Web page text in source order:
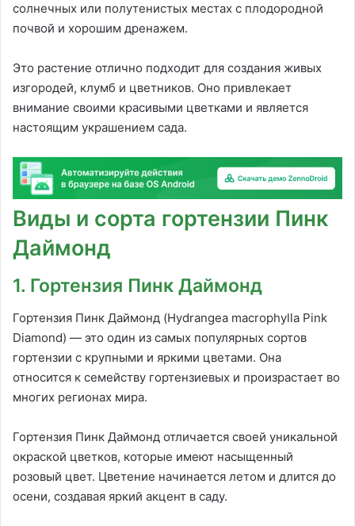
солнечных или полутенистых местах с плодородной
почвой и хорошим дренажем.
Это растение отлично подходит для создания живых
изгородей, клумб и цветников. Оно привлекает
внимание своими красивыми цветками и является
настоящим украшением сада.
Виды и сорта гортензии Пинк
Даймонд
1. Гортензия Пинк Даймонд
Гортензия Пинк Даймонд (Hydrangea macrophylla Pink
Diamond) — это один из самых популярных сортов
гортензии с крупными и яркими цветами. Она
относится к семейству гортензиевых и произрастает во
многих регионах мира.
Гортензия Пинк Даймонд отличается своей уникальной
окраской цветков, которые имеют насыщенный
розовый цвет. Цветение начинается летом и длится до
осени, создавая яркий акцент в саду.